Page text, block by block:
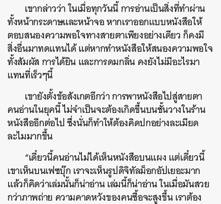
เขากล่าวว่า ในเมื่อทุกวันนี้ การอ่านเป็นสิ่งที่ทำผ่าน
ทั้งหน้ากระดาษและหน้าจอ หากเราออกแบบหนังสือให้
ตอบสนองความพอใจทางสายตาเพียงอย่างเดียว ก็คงมี
สิ่งอื่นมาทดแทนได้ แต่หากทำหนังสือให้สนองความพอใจ
ทั้งสัมผัส การได้ยิน และการดมกลิ่น คงยังไม่มีอะไรมา
แทนที่เร็วๆนี้
เขายังตั้งข้อสังเกตอีกว่า การพาหนังสือไปสู่สายตา
คนอ่านในยุคนี้ ไม่จำเป็นจะต้องเกิดขึ้นบนชั้นวางในร้าน
หนังสืออีกต่อไป ซึ่งนั่นก็ทำให้ต้องคิดปกอย่างละเมียด
ละไมมากขึ้น
“เดี๋ยวนี้คนอ่านไม่ได้เห็นหนังสือบนแผง แต่เดี๋ยวนี้
เขาเห็นบนเฟซบุ๊ก เราจะเห็นรูปดิจิทัลม็อกอัปเยอะมาก
แล้วก็คิดว่าเล่มนั้นก็น่าอ่าน เล่มนี้ก็น่าอ่าน ในเมื่อมันสวย
กว่าภาพถ่าย ความคาดหวังของคนซื้อจะสูงขึ้น เราต้อง